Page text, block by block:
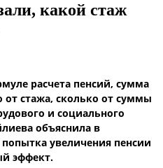
какой стаж
расчета пенсий, сумма
от стажа, сколько от суммы
и социального
объяснила в
увеличения пенсии
эффект.